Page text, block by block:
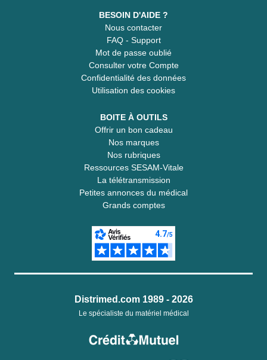
BESOIN D'AIDE ?
Nous contacter
FAQ - Support
Mot de passe oublié
Consulter votre Compte
Confidentialité des données
Utilisation des cookies
BOITE À OUTILS
Offrir un bon cadeau
Nos marques
Nos rubriques
Ressources SESAM-Vitale
La télétransmission
Petites annonces du médical
Grands comptes
Distrimed.com 1989 - 2026
Le spécialiste du matériel médical